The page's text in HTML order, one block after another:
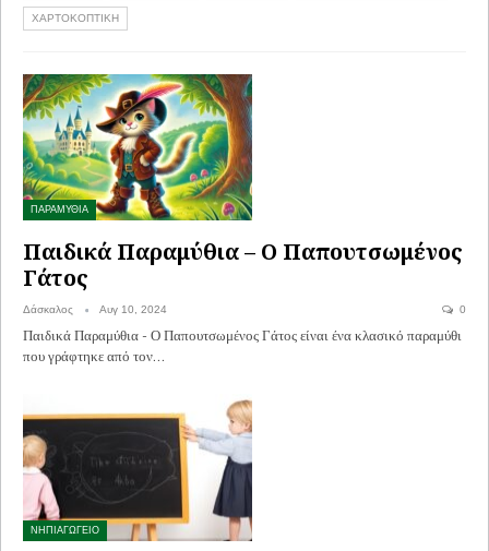
ΧΑΡΤΟΚΟΠΤΙΚΗ
ΠΑΡΑΜΥΘΙΑ
Παιδικά Παραμύθια – Ο Παπουτσωμένος
Γάτος
Δάσκαλος Αυγ 10, 2024 0
Παιδικά Παραμύθια - Ο Παπουτσωμένος Γάτος είναι ένα κλασικό παραμύθι
που γράφτηκε από τον…
ΝΗΠΙΑΓΩΓΕΙΟ